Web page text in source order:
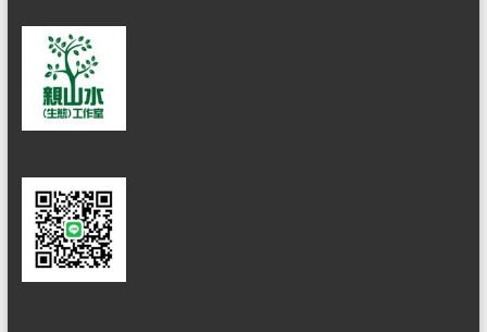
佳
服